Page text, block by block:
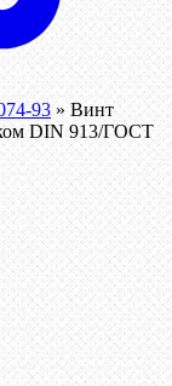
93 » Винт
DIN 913/ГОСТ